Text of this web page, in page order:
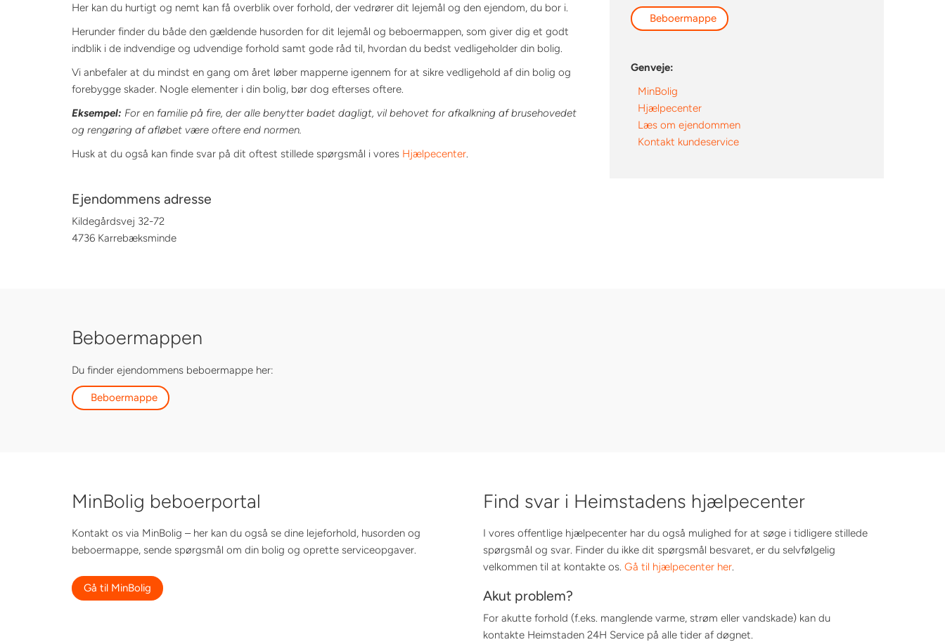
Her kan du hurtigt og nemt kan få overblik over forhold, der vedrører dit lejemål og den ejendom, du bor i.
Herunder finder du både den gældende husorden for dit lejemål og beboermappen, som giver dig et godt
indblik i de indvendige og udvendige forhold samt gode råd til, hvordan du bedst vedligeholder din bolig.
Vi anbefaler at du mindst en gang om året løber mapperne igennem for at sikre vedligehold af din bolig og
forebygge skader. Nogle elementer i din bolig, bør dog efterses oftere.
Eksempel: For en familie på fire, der alle benytter badet dagligt, vil behovet for afkalkning af brusehovedet
og rengøring af afløbet være oftere end normen.
Husk at du også kan finde svar på dit oftest stillede spørgsmål i vores Hjælpecenter
Beboermappe
Genveje:
MinBolig
Hjælpecenter
Læs om ejendommen
Kontakt kundeservice
Ejendommens adresse
Kildegårdsvej 32-72
4736 Karrebæksminde
Beboermappen
Du finder ejendommens beboermappe her:
Beboermappe
MinBolig beboerportal
Kontakt os via MinBolig – her kan du også se dine lejeforhold, husorden og
beboermappe, sende spørgsmål om din bolig og oprette serviceopgaver.
Gå til MinBolig
Find svar i Heimstadens hjælpecenter
I vores offentlige hjælpecenter har du også mulighed for at søge i tidligere stillede
spørgsmål og svar. Finder du ikke dit spørgsmål besvaret, er du selvfølgelig
velkommen til at kontakte os. Gå til hjælpecenter her.
Akut problem?
For akutte forhold (f.eks. manglende varme, strøm eller vandskade) kan du
kontakte Heimstaden 24H Service på alle tider af døgnet.